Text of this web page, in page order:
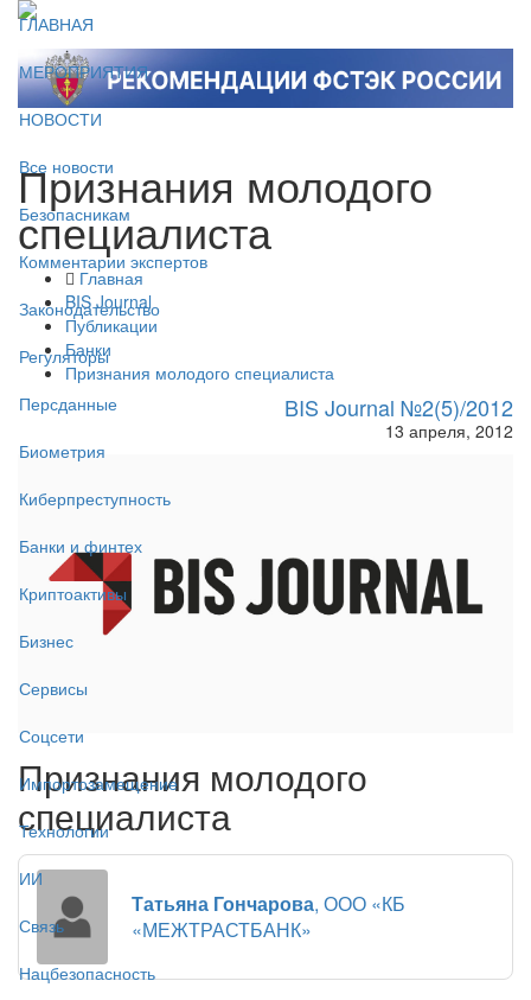
ГЛАВНАЯ
МЕРОПРИЯТИЯ
НОВОСТИ
Все новости
Безопасникам
Комментарии экспертов
Законодательство
Регуляторы
Персданные
Биометрия
Киберпреступность
Банки и финтех
Криптоактивы
Бизнес
Сервисы
Соцсети
Импортозамещение
Технологии
ИИ
Связь
Нацбезопасность
Признания молодого
специалиста
Главная
BIS Journal
Публикации
Банки
Признания молодого специалиста
BIS Journal №2(5)/2012
13 апреля, 2012
Признания молодого
специалиста
Татьяна Гончарова, ООО «КБ
«МЕЖТРАСТБАНК»